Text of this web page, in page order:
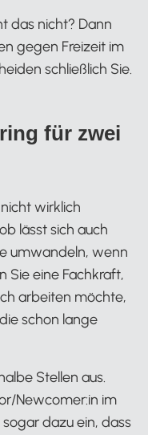
das nicht? Dann
gegen Freizeit im
schließlich Sie.
für zwei
wirklich
lässt sich auch
umwandeln, wenn
Sie eine Fachkraft,
arbeiten möchte,
schon lange
Stellen aus.
Newcomer:in im
dazu ein, dass